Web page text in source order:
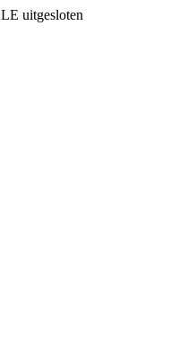
uitgesloten